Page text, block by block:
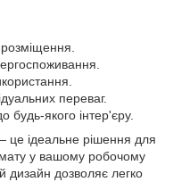
переваг.
будь-якого інтер'єру.
це ідеальне рішення для
у вашому робочому
дизайн дозволяє легко